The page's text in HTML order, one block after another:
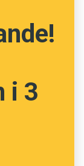
behandlar
det
blixtsnabba
får högre
i 3